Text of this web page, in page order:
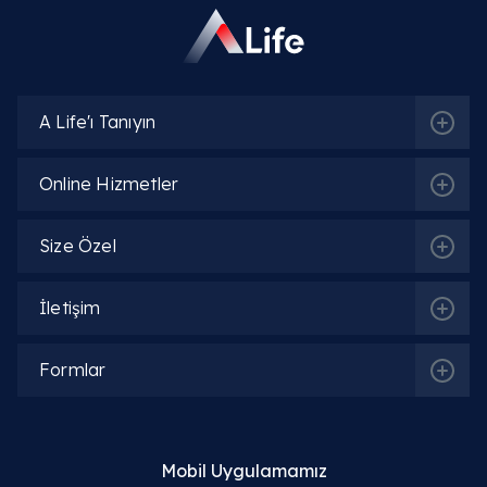
Obezite kalp sağlığını (kardiyovasküler sistem)
arasındaki ilişki nedir?
Obezite uyku apnesine ve solunum
Aşırı kilo kanser riskini artırır mı?
Obeziteye bağlı eklem ve kemik ağrıları neden
Obezitenin psikolojik etkileri nelerdir?
A Life'ı Tanıyın
Online Hizmetler
Size Özel
İletişim
Formlar
Mobil Uygulamamız